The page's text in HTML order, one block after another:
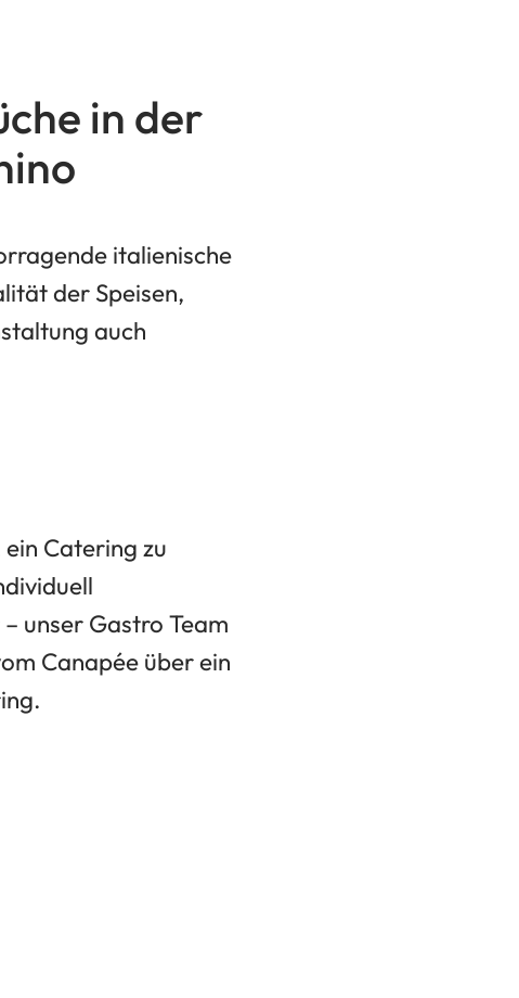
in der
italienische
der Speisen,
auch
Catering zu
unser Gastro Team
Canapée über ein